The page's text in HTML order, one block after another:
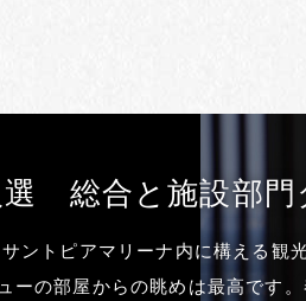
選 総合と施設部門
ントピアマリーナ内に構える観
ーの部屋からの眺めは最高です